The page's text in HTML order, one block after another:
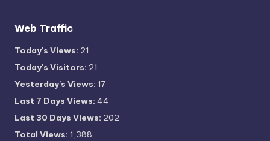
Web Traffic
Today's Views: 21
Today's Visitors: 21
Yesterday's Views: 17
Last 7 Days Views: 44
Last 30 Days Views: 202
Total Views: 1,388